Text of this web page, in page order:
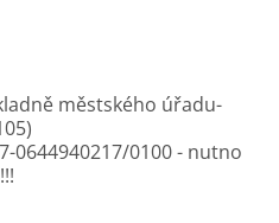
městského úřadu-
0644940217/0100 - nutno